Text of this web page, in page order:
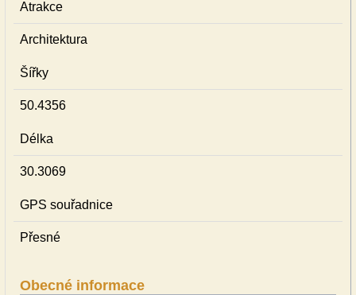
Atrakce
Architektura
Šířky
50.4356
Délka
30.3069
GPS souřadnice
Přesné
Obecné informace